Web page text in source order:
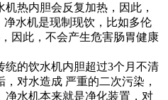
热内胆会反复加热，因此，
净水机是现制现饮，比如多伦
因此，不会产生危害肠胃健康
的饮水机内胆超过3个月不清
对水造成 严重的二次污染，
净水机本来就是净化装置，对